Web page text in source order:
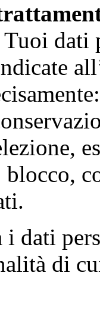
dati
dati
di